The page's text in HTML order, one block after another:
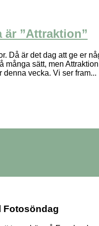
är ”Attraktion”
Då är det dag att ge er
många sätt, men
denna vecka. Vi ser fram...
Fotosöndag